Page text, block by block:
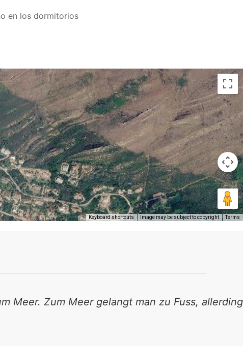
en los dormitorios
Keyboard shortcuts Image may be subject to copyright Terms
Meer. Zum Meer gelangt man zu Fuss,